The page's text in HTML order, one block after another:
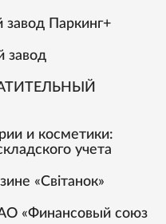
завод Паркинг+
завод
и косметики:
учета
«Світанок»
«Финансовый союз